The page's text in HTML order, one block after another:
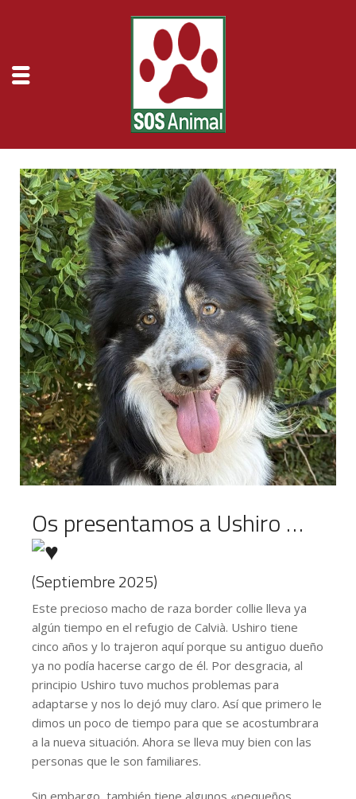
Os presentamos a Ushiro …
(Septiembre 2025)
Este precioso macho de raza border collie lleva ya
algún tiempo en el refugio de Calvià. Ushiro tiene
cinco años y lo trajeron aquí porque su antiguo dueño
ya no podía hacerse cargo de él. Por desgracia, al
principio Ushiro tuvo muchos problemas para
adaptarse y nos lo dejó muy claro. Así que primero le
dimos un poco de tiempo para que se acostumbrara
a la nueva situación. Ahora se lleva muy bien con las
personas que le son familiares.
Sin embargo, también tiene algunos «pequeños